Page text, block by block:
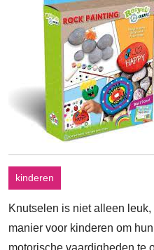
kinderen
Knutselen is niet alleen
manier voor kinderen om
motorische vaardigheden te